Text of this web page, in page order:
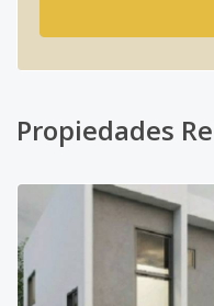
Propiedades